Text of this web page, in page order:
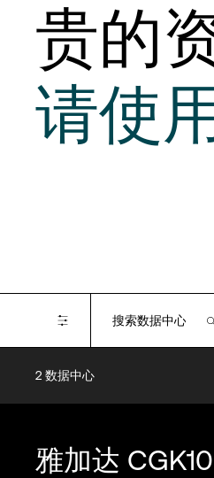
贵的
请使
2 数据中心
雅加达 CGK10